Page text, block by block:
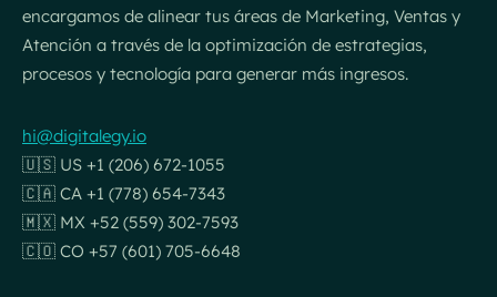
encargamos de alinear tus áreas de Marketing, Ventas y
Atención a través de la optimización de estrategias,
procesos y tecnología para generar más ingresos.
hi@digitalegy.io
🇺🇸 US +1 (206) 672-1055
🇨🇦 CA +1 (778) 654-7343
🇲🇽 MX +52 (559) 302-7593
🇨🇴 CO +57 (601) 705-6648